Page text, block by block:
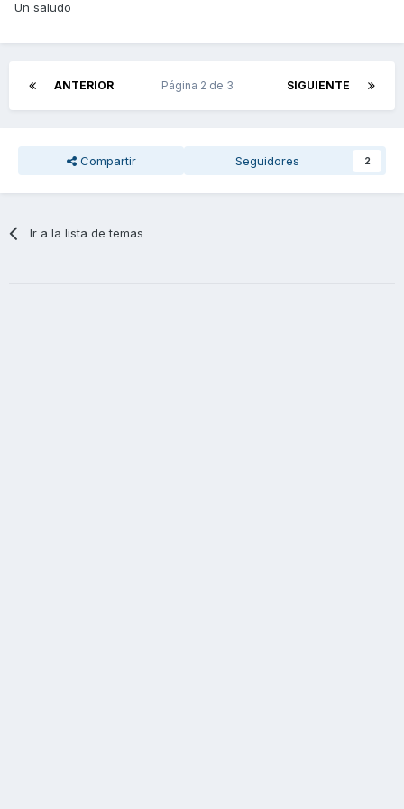
Un saludo
ANTERIOR SIGUIENTE
Página 2 de 3
Compartir Seguidores 2
Ir a la lista de temas